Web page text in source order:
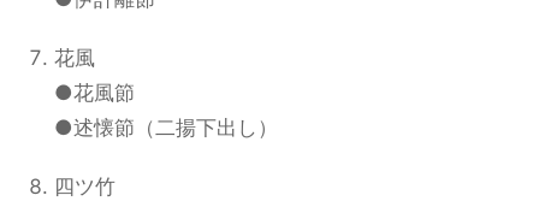
花風
●花風節
●述懐節（二揚下出し）
四ツ竹